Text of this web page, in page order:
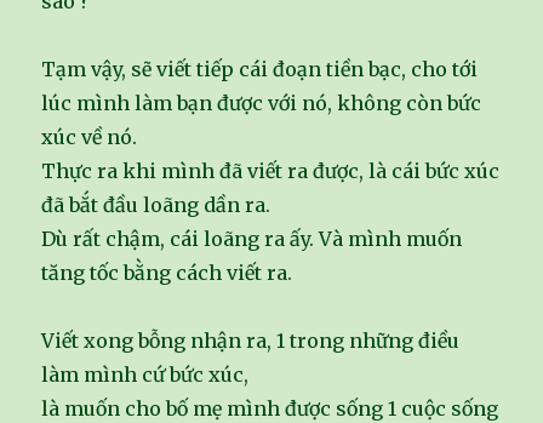
Tạm vậy, sẽ viết tiếp cái đoạn tiền bạc, cho tới
lúc mình làm bạn được với nó, không còn bức
xúc về nó.
Thực ra khi mình đã viết ra được, là cái bức xúc
đã bắt đầu loãng dần ra.
Dù rất chậm, cái loãng ra ấy. Và mình muốn
tăng tốc bằng cách viết ra.
Viết xong bỗng nhận ra, 1 trong những điều
làm mình cứ bức xúc,
là muốn cho bố mẹ mình được sống 1 cuộc sống